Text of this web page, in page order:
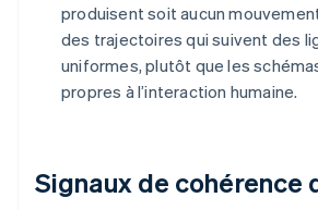
produisent soit aucun
des trajectoires qui suivent des
uniformes, plutôt que les
propres à l’interaction humaine.
Signaux de cohérence